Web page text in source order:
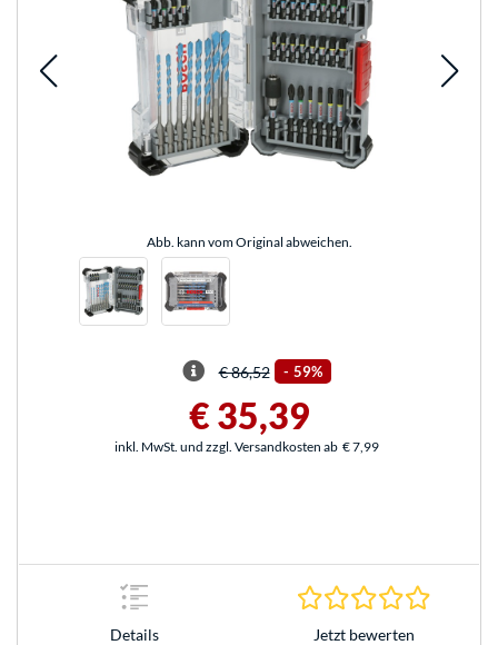
Abb. kann vom Original abweichen.
€ 86,52 - 59%
€ 35,39
inkl. MwSt. und zzgl. Versandkosten ab € 7,99
Details Jetzt bewerten